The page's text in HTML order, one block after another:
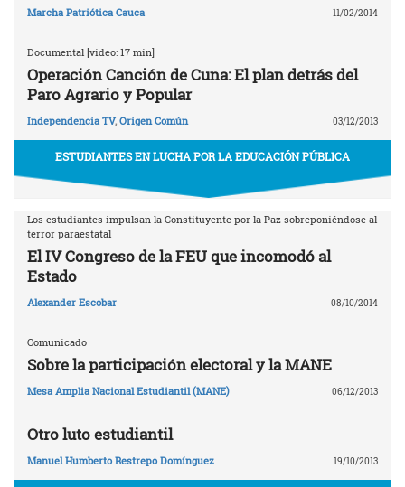
Marcha Patriótica Cauca 11/02/2014
Documental [video: 17 min]
Operación Canción de Cuna: El plan detrás del
Paro Agrario y Popular
Independencia TV, Origen Común 03/12/2013
ESTUDIANTES EN LUCHA POR LA EDUCACIÓN PÚBLICA
Los estudiantes impulsan la Constituyente por la Paz sobreponiéndose al
terror paraestatal
El IV Congreso de la FEU que incomodó al
Estado
Alexander Escobar 08/10/2014
Comunicado
Sobre la participación electoral y la MANE
Mesa Amplia Nacional Estudiantil (MANE) 06/12/2013
Otro luto estudiantil
Manuel Humberto Restrepo Domínguez 19/10/2013